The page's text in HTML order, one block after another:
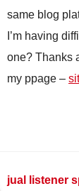
same blog
I’m having
one? Tһanks
my ppage –
jual listener